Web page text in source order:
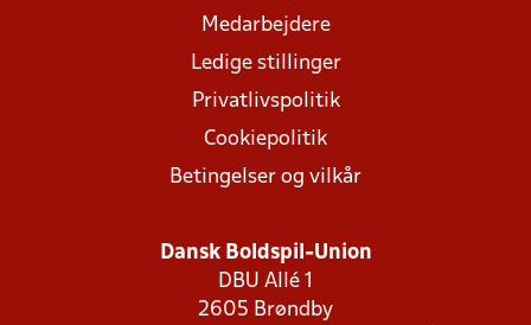
Medarbejdere
Ledige stillinger
Privatlivspolitik
Cookiepolitik
Betingelser og vilkår
Dansk Boldspil-Union
DBU Allé 1
2605 Brøndby